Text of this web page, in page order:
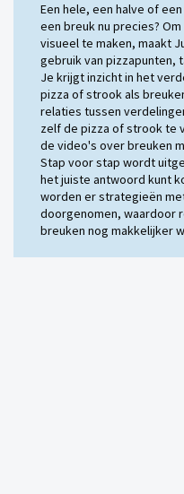
Een hele, een halve of
een breuk nu precies?
visueel te maken, maakt
gebruik van pizzapunten,
Je krijgt inzicht in het
pizza of strook als
relaties tussen
zelf de pizza of strook te
de video's over breuken
Stap voor stap wordt
het juiste antwoord kunt
worden er strategieën
doorgenomen, waardoor
breuken nog makkelijker